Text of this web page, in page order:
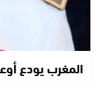
المغرب يودع